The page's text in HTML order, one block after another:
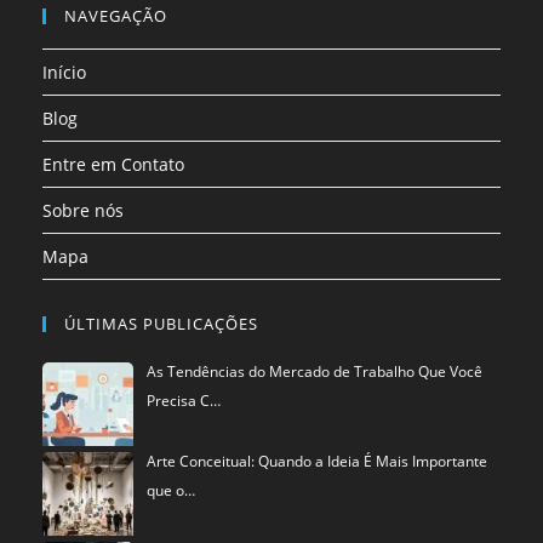
aba
aba
em
uma
nova
NAVEGAÇÃO
Início
Blog
Entre em Contato
Sobre nós
Mapa
ÚLTIMAS PUBLICAÇÕES
As Tendências do Mercado de Trabalho Que Você
Precisa C…
Arte Conceitual: Quando a Ideia É Mais Importante
que o…